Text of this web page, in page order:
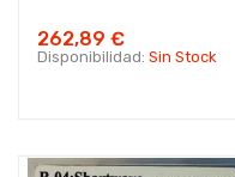
262,89 €
Disponibilidad: Sin Stock